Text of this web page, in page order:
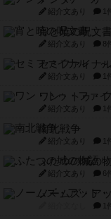
紹介文あり 1
宵と暁の呪文書
紹介文あり 8
セミファイナ
紹介文あり 1
ワン・トゥ・
紹介文あり 1
南北戦争
紹介文あり 1
ふたつの城の
紹介文あり 6
ノームズ・ア
1